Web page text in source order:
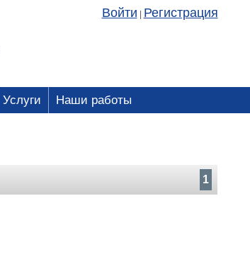
Войти Регистрация
Услуги Наши работы
1